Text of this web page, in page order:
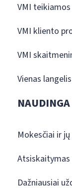
VMI
VMI kliento
VMI
Vienas
NAUDINGA
Mokesčiai ir
Atsiskaitymas
Dažniausiai